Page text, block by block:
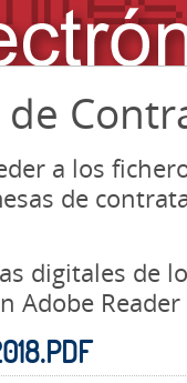
a los
de
digitales de
Adobe Reader